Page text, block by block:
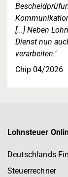
[...] Neben
Dienst nun
verarbeiten."
Chip 04/2026
Lohnsteuer
Deutschlands
Steuerrechner